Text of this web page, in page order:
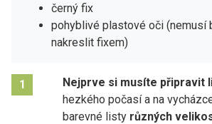
černý fix
pohyblivé plastové oči (nemusí
nakreslit fixem)
1 Nejprve si musíte připravit
hezkého počasí a na
barevné listy různých